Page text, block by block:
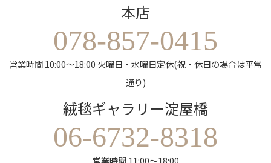
本店
078-857-0415
営業時間 10:00～18:00 火曜日・水曜日定休(祝・休日の場合は平常
通り)
絨毯ギャラリー淀屋橋
06-6732-8318
営業時間 11:00～18:00